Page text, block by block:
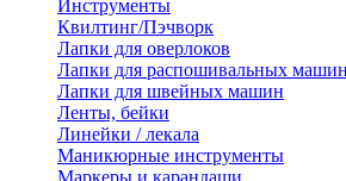
Инструменты
Квилтинг/Пэчворк
Лапки для оверлоков
Лапки для распошивальных машин
Лапки для швейных машин
Ленты, бейки
Линейки / лекала
Маникюрные инструменты
Маркеры и карандаши